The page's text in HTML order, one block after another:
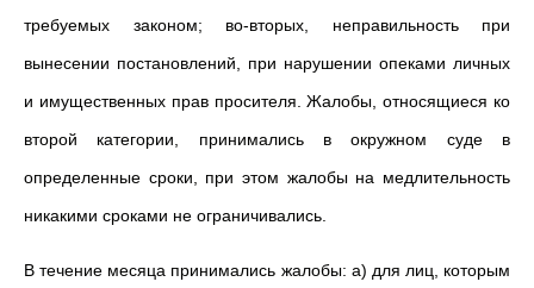
требуемых законом; во-вторых, неправильность при
вынесении постановлений, при нарушении опеками личных
и имущественных прав просителя. Жалобы, относящиеся ко
второй категории, принимались в окружном суде в
определенные сроки, при этом жалобы на медлительность
никакими сроками не ограничивались.
В течение месяца принимались жалобы: а) для лиц, которым